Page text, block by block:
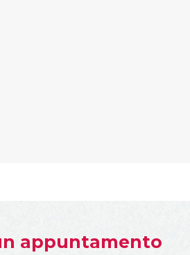
appuntamento